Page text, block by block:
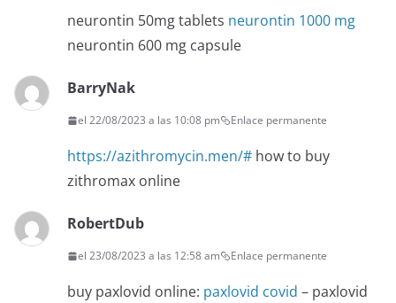
neurontin 50mg tablets neurontin 1000 mg
neurontin 600 mg capsule
BarryNak
el 22/08/2023 a las 10:08 pm Enlace permanente
https://azithromycin.men/# how to buy
zithromax online
RobertDub
el 23/08/2023 a las 12:58 am Enlace permanente
buy paxlovid online: paxlovid covid – paxlovid